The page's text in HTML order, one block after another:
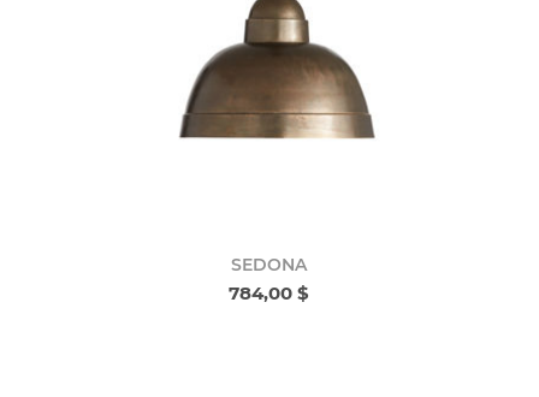
SEDONA
784,00 $